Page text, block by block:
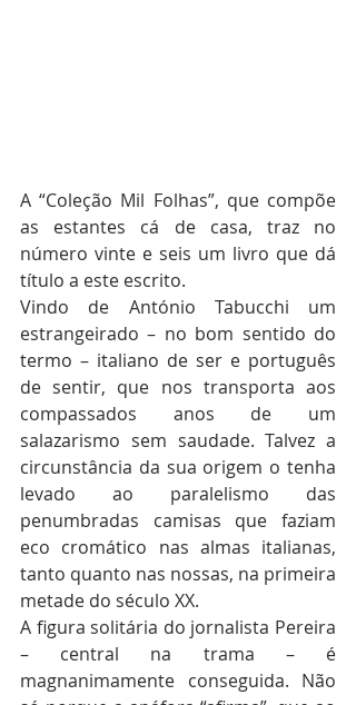
A “Coleção Mil Folhas”, que compõe
as estantes cá de casa, traz no
número vinte e seis um livro que dá
título a este escrito.
Vindo de António Tabucchi um
estrangeirado – no bom sentido do
termo – italiano de ser e português
de sentir, que nos transporta aos
compassados anos de um
salazarismo sem saudade. Talvez a
circunstância da sua origem o tenha
levado ao paralelismo das
penumbradas camisas que faziam
eco cromático nas almas italianas,
tanto quanto nas nossas, na primeira
metade do século XX.
A figura solitária do jornalista Pereira
– central na trama – é
magnanimamente conseguida. Não